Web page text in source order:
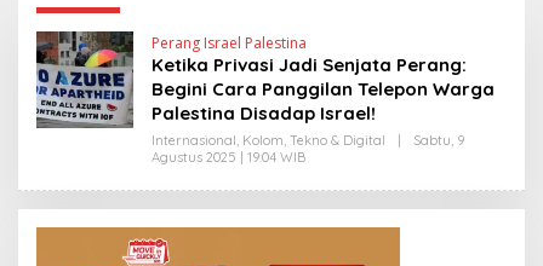
Perang Israel Palestina
Ketika Privasi Jadi Senjata Perang:
Begini Cara Panggilan Telepon Warga
Palestina Disadap Israel!
Internasional, Kolom, Tekno & Digital
Sabtu, 9
Agustus 2025 | 19:04 WIB
E
H
H